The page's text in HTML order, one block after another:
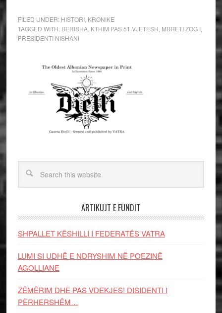
FILED UNDER: HISTORI, KRONIKE
TAGGED WITH: BERISHA, KTHIM PAS 51 VJETESH MBRETI ZOG I,
PRESIDENTI NISHANI
ARTIKUJT E FUNDIT
SHPALLET KËSHILLI I FEDERATËS VATRA
LUMI SI UDHË E NDRYSHIM NË POEZINË
AGOLLIANE
ZËMËRIM DHE PAS VDEKJES! DISIDENTI I
PËRHERSHËM…